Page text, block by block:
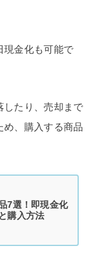
現金化も可能で
したり、売却まで
め、購入する商品
7選！即現金化
購入方法